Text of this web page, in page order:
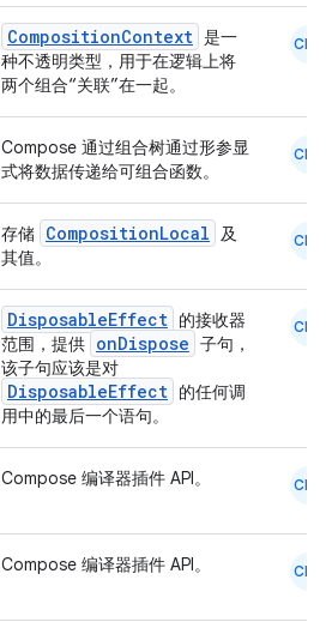
CompositionContext 是一
种不透明类型，用于在逻辑上将
两个组合“关联”在一起。
CMN
Compose 通过组合树通过形参显
式将数据传递给可组合函数。
CMN
存储 CompositionLocal
及
其值。
CMN
DisposableEffect 的接收器
范围，提供 onDispose 子句，
该子句应该是对
DisposableEffect 的任何调
用中的最后一个语句。
CMN
Compose 编译器插件 API。 CMN
Compose 编译器插件 API。 CMN